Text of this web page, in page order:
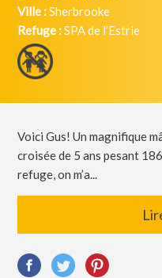
Ville :Sherbrooke
Refuge :SPA de l’Estrie
Voici Gus! Un magnifique
croisée de 5 ans pesant
refuge, on m’a...